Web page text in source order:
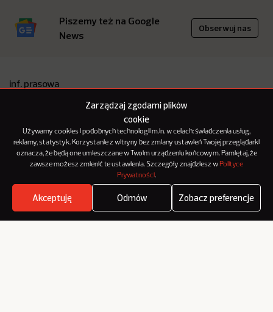
Zarządzaj zgodami plików
cookie
Używamy cookies i podobnych technologii m.in. w celach: świadczenia usług,
reklamy, statystyk. Korzystanie z witryny bez zmiany ustawień Twojej przeglądarki
oznacza, że będą one umieszczane w Twoim urządzeniu końcowym. Pamiętaj, że
zawsze możesz zmienić te ustawienia. Szczegóły znajdziesz w Polityce
Prywatności.
Akceptuję Odmów Zobacz preferencje
Piszemy też na Google
News
Obserwuj nas
inf. prasowa
#pko bank polski
#press-service monitoring mediów#pressroom
Pokaż innym, co czytasz:
Where's the beef?